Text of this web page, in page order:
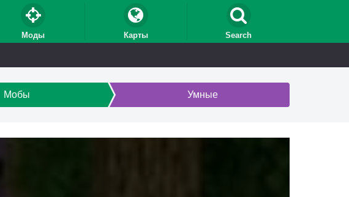
Моды Карты Search
Мобы Умные